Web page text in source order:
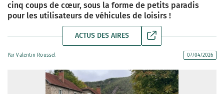
cinq coups de cœur, sous la forme de petits paradis
pour les utilisateurs de véhicules de loisirs !
ACTUS DES AIRES
ParValentin Roussel 07/04/2026